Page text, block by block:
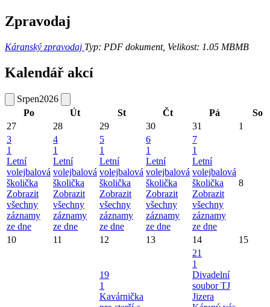
Zpravodaj
Káranský zpravodaj Typ: PDF dokument, Velikost: 1.05 MBMB
Kalendář akcí
Srpen2026
Po
Út St Čt Pá
So
27
28 29 30 31
1
3
1
Letní
volejbalová
školička
Zobrazit
všechny
záznamy
ze dne
4
1
Letní
volejbalová
školička
Zobrazit
všechny
záznamy
ze dne
5
1
Letní
volejbalová
školička
Zobrazit
všechny
záznamy
ze dne
6
1
Letní
volejbalová
školička
Zobrazit
všechny
záznamy
ze dne
7
1
Letní
volejbalová
školička
Zobrazit
všechny
záznamy
ze dne
8
10 11 12 13 14 15
19
1
Kavárnička
21
1
Divadelní
soubor TJ
Jizera